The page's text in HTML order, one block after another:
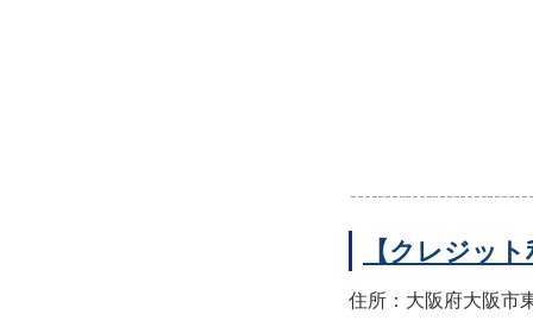
【クレジッ
住所：大阪府大阪市